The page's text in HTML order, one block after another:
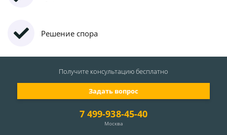
Решение спора
7 499-938-45-40
Москва
Задать вопрос
Получите консультациюбесплатно